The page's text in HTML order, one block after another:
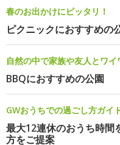
春のお出かけにピッタリ！
ピクニックにおすすめの
自然の中で家族や友人とワイ
BBQにおすすめの公園
GWおうちでの過ごし方ガイ
最大12連休のおうち時間
方をご提案